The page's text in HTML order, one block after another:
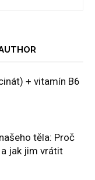
+ vitamín B6
těla: Proč
jak jim vrátit